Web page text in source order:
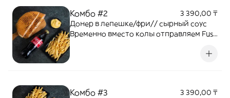
Комбо #2
3 390,00 ₸
Донер в лепешке/фри// сырный соус
Временно вместо колы отправляем Fuse
Комбо #3
3 390,00 ₸